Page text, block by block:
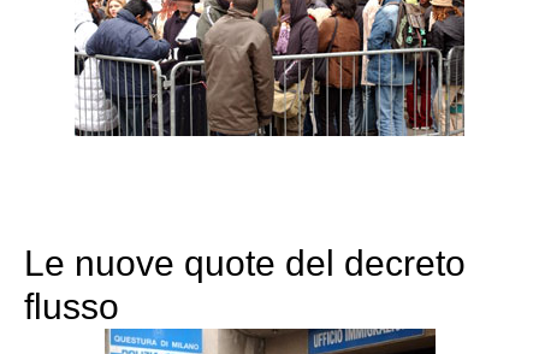
Le nuove quote del decreto
flusso